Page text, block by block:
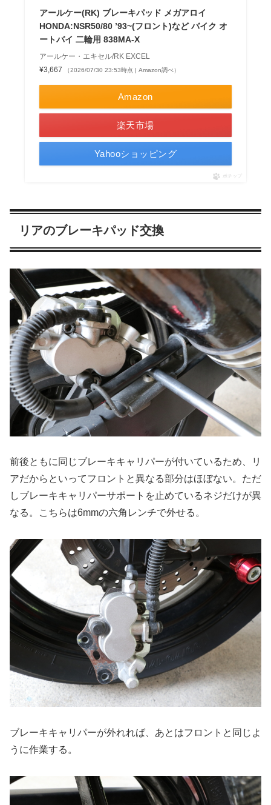
アールケー(RK) ブレーキパッド メガアロイ
HONDA:NSR50/80 ’93~(フロント)など バイク オ
ートバイ 二輪用 838MA-X
アールケー・エキセル/RK EXCEL
¥3,667
（2026/07/30 23:53時点 | Amazon調べ）
Amazon
楽天市場
Yahooショッピング
ポチップ
リアのブレーキパッド交換
前後ともに同じブレーキキャリパーが付いているため、リ
アだからといってフロントと異なる部分はほぼない。ただ
しブレーキキャリパーサポートを止めているネジだけが異
なる。こちらは6mmの六角レンチで外せる。
ブレーキキャリパーが外れれば、あとはフロントと同じよ
うに作業する。